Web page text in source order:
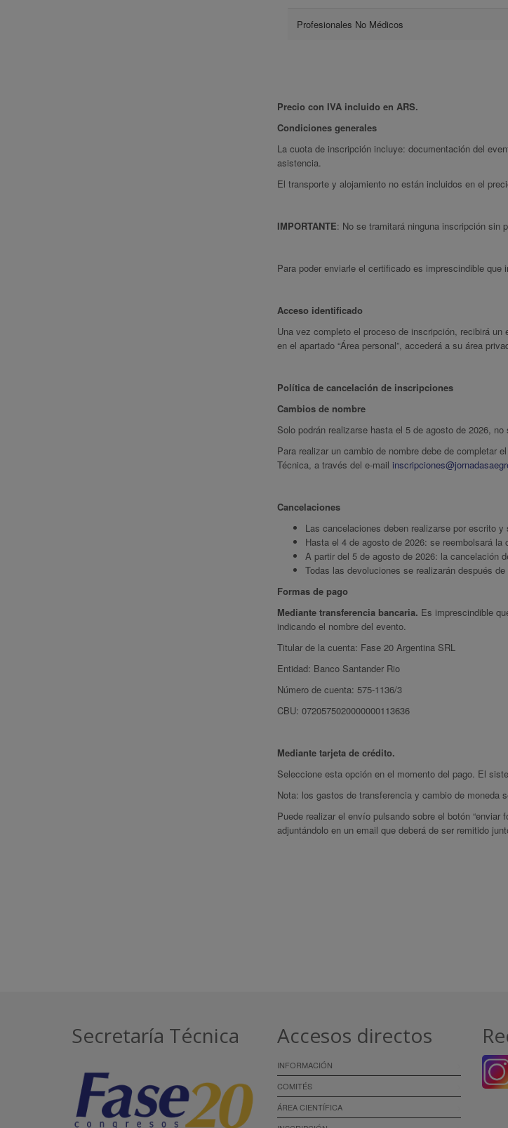
Profesionales No Médicos
Precio con IVA incluido en ARS.
Condiciones generales
La cuota de inscripción incluye: documentación del
asistencia.
El transporte y alojamiento no están incluidos en el
IMPORTANTE: No se tramitará ninguna inscripción sin
Para poder enviarle el certificado es imprescindible que
Acceso identificado
Una vez completo el proceso de inscripción, recibirá
en el apartado “Área personal”, accederá a su área
Política de cancelación de inscripciones
Cambios de nombre
Solo podrán realizarse hasta el 5 de agosto de 2026,
Para realizar un cambio de nombre debe de completar
Técnica, a través del e-mail
Cancelaciones
Las cancelaciones deben realizarse por escrito
Hasta el 4 de agosto de 2026: se reembolsará
A partir del 5 de agosto de 2026: la cancelación
Todas las devoluciones se realizarán después
Formas de pago
Mediante transferencia bancaria. Es imprescindible
indicando el nombre del evento.
Titular de la cuenta: Fase 20 Argentina SRL
Entidad: Banco Santander Rio
Número de cuenta: 575-1136/3
CBU: 0720575020000000113636
Mediante tarjeta de crédito.
Seleccione esta opción en el momento del pago. El
Nota: los gastos de transferencia y cambio de moneda
Puede realizar el envío pulsando sobre el botón
adjuntándolo en un email que deberá de ser remitido
Secretaría Técnica Accesos directos
INFORMACIÓN
COMITÉS
ÁREA CIENTÍFICA